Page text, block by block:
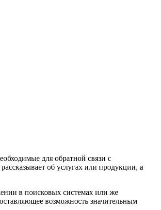
для обратной связи с
об услугах или продукции, а
в поисковых системах или же
возможность значительным